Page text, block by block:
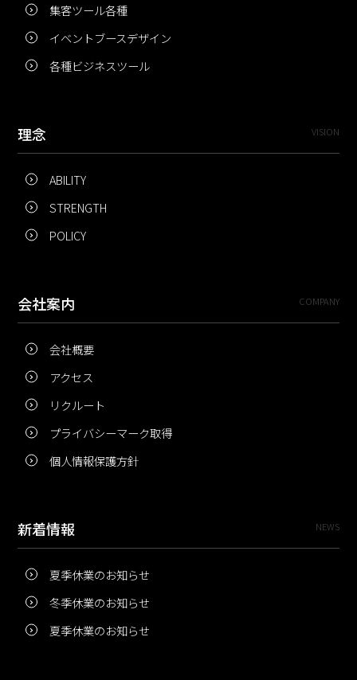
集客ツール各種
イベントブースデザイン
各種ビジネスツール
理念 VISION
ABILITY
STRENGTH
POLICY
会社案内 COMPANY
会社概要
アクセス
リクルート
プライバシーマーク取得
個人情報保護方針
新着情報 NEWS
夏季休業のお知らせ
冬季休業のお知らせ
夏季休業のお知らせ